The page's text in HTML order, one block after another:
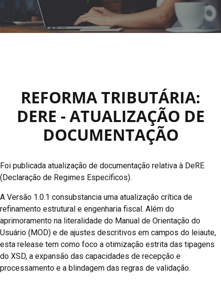
REFORMA TRIBUTÁRIA:
DERE - ATUALIZAÇÃO DE
DOCUMENTAÇÃO
Foi publicada atualização de documentação relativa à DeRE
(Declaração de Regimes Específicos).
A Versão 1.0.1 consubstancia uma atualização crítica de
refinamento estrutural e engenharia fiscal. Além do
aprimoramento na literalidade do Manual de Orientação do
Usuário (MOD) e de ajustes descritivos em campos do leiaute,
esta release tem como foco a otimização estrita das tipagens
do XSD, a expansão das capacidades de recepção e
processamento e a blindagem das regras de validação.